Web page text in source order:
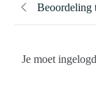
Beoordeling
Je moet